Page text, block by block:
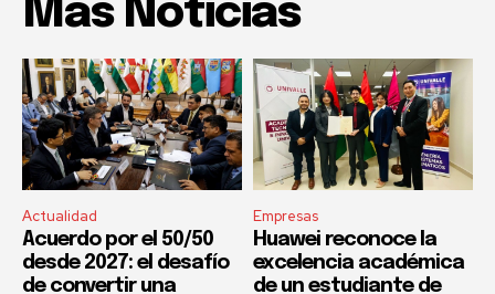
Mas Noticias
Actualidad
Acuerdo por el 50/50
desde 2027: el desafío
de convertir una
Empresas
Huawei reconoce la
excelencia académica
de un estudiante de